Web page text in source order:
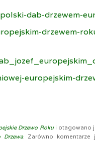
dab-drzewem-
drzewem-
europejskim-
Drzewo Rokui otagowano
Drzewa. Zarówno komentarze